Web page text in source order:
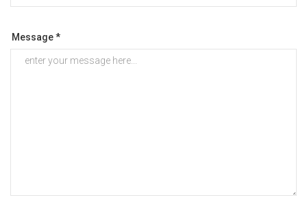
Message *